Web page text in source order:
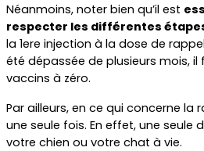
Néanmoins, noter bien qu’il est
respecter les différentes
la 1ere injection à la dose de
été dépassée de plusieurs mois,
vaccins à zéro.
Par ailleurs, en ce qui concerne la
une seule fois. En effet, une
votre chien ou votre chat à vie.